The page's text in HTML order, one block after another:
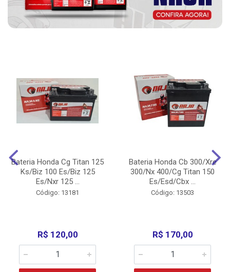
Bateria Honda Cg Titan 125
Ks/Biz 100 Es/Biz 125
Es/Nxr 125 ...
Código: 13181
R$ 120,00
Bateria Honda Cb 300/Xre
300/Nx 400/Cg Titan 150
Es/Esd/Cbx ...
Código: 13503
R$ 170,00